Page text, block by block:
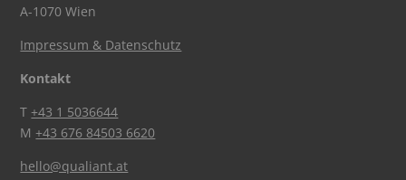
A-1070 Wien
Impressum & Datenschutz
Kontakt
T+43 1 5036644
M+43 676 84503 6620
hello@qualiant.at